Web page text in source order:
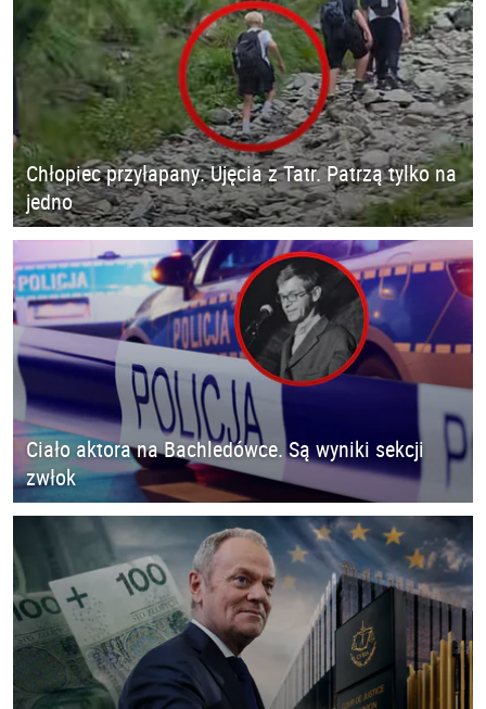
Chłopiec przyłapany. Ujęcia z Tatr. Patrzą tylko na
jedno
Ciało aktora na Bachledówce. Są wyniki sekcji
zwłok